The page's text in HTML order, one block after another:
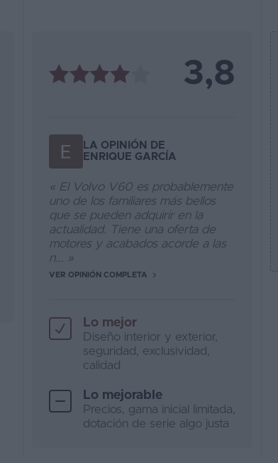
3,8
LA OPINIÓN DE
ENRIQUE GARCÍA
« El Volvo V60 es probablemente
uno de los familiares más bellos
que se pueden adquirir en la
actualidad. Tiene una oferta de
motores y acabados acorde a las
n... »
VER OPINIÓN COMPLETA
Lo mejor
Diseño interior y exterior,
seguridad, exclusividad,
calidad
Lo mejorable
Precios, gama inicial limitada,
dotación de serie algo justa